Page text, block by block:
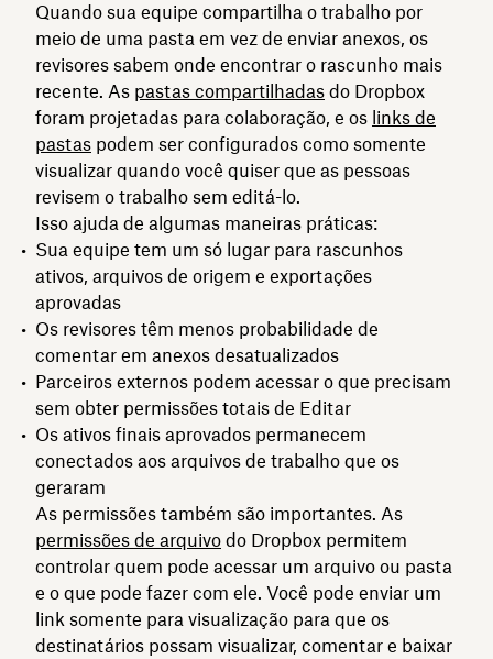
Quando sua equipe compartilha o trabalho por
meio de uma pasta em vez de enviar anexos, os
revisores sabem onde encontrar o rascunho mais
recente. As pastas compartilhadas do Dropbox
foram projetadas para colaboração, e os links de
pastas podem ser configurados como somente
visualizar quando você quiser que as pessoas
revisem o trabalho sem editá-lo.
Isso ajuda de algumas maneiras práticas:
Sua equipe tem um só lugar para rascunhos
ativos, arquivos de origem e exportações
aprovadas
Os revisores têm menos probabilidade de
comentar em anexos desatualizados
Parceiros externos podem acessar o que precisam
sem obter permissões totais de Editar
Os ativos finais aprovados permanecem
conectados aos arquivos de trabalho que os
geraram
As permissões também são importantes. As
permissões de arquivo do Dropbox permitem
controlar quem pode acessar um arquivo ou pasta
e o que pode fazer com ele. Você pode enviar um
link somente para visualização para que os
destinatários possam visualizar, comentar e baixar